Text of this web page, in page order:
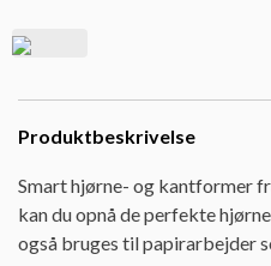
Produktbeskrivelse
Smart hjørne- og kantformer
kan du opnå de perfekte
også bruges til papirarbejder